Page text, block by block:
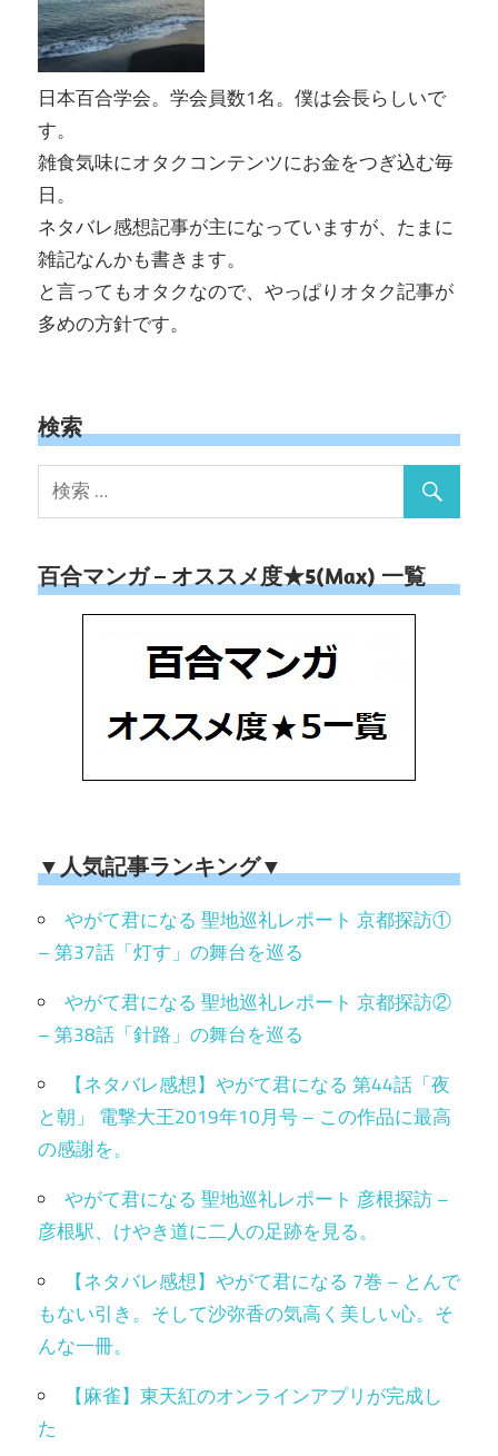
日本百合学会。学会員数1名。僕は会長らしいで
す。
雑食気味にオタクコンテンツにお金をつぎ込む毎
日。
ネタバレ感想記事が主になっていますが、たまに
雑記なんかも書きます。
と言ってもオタクなので、やっぱりオタク記事が
多めの方針です。
検索
百合マンガ – オススメ度★5(Max) 一覧
▼人気記事ランキング▼
やがて君になる 聖地巡礼レポート 京都探訪①
– 第37話「灯す」の舞台を巡る
やがて君になる 聖地巡礼レポート 京都探訪②
– 第38話「針路」の舞台を巡る
【ネタバレ感想】やがて君になる 第44話「夜
と朝」 電撃大王2019年10月号 – この作品に最高
の感謝を。
やがて君になる 聖地巡礼レポート 彦根探訪 –
彦根駅、けやき道に二人の足跡を見る。
【ネタバレ感想】やがて君になる 7巻 – とんで
もない引き。そして沙弥香の気高く美しい心。そ
んな一冊。
【麻雀】東天紅のオンラインアプリが完成し
た